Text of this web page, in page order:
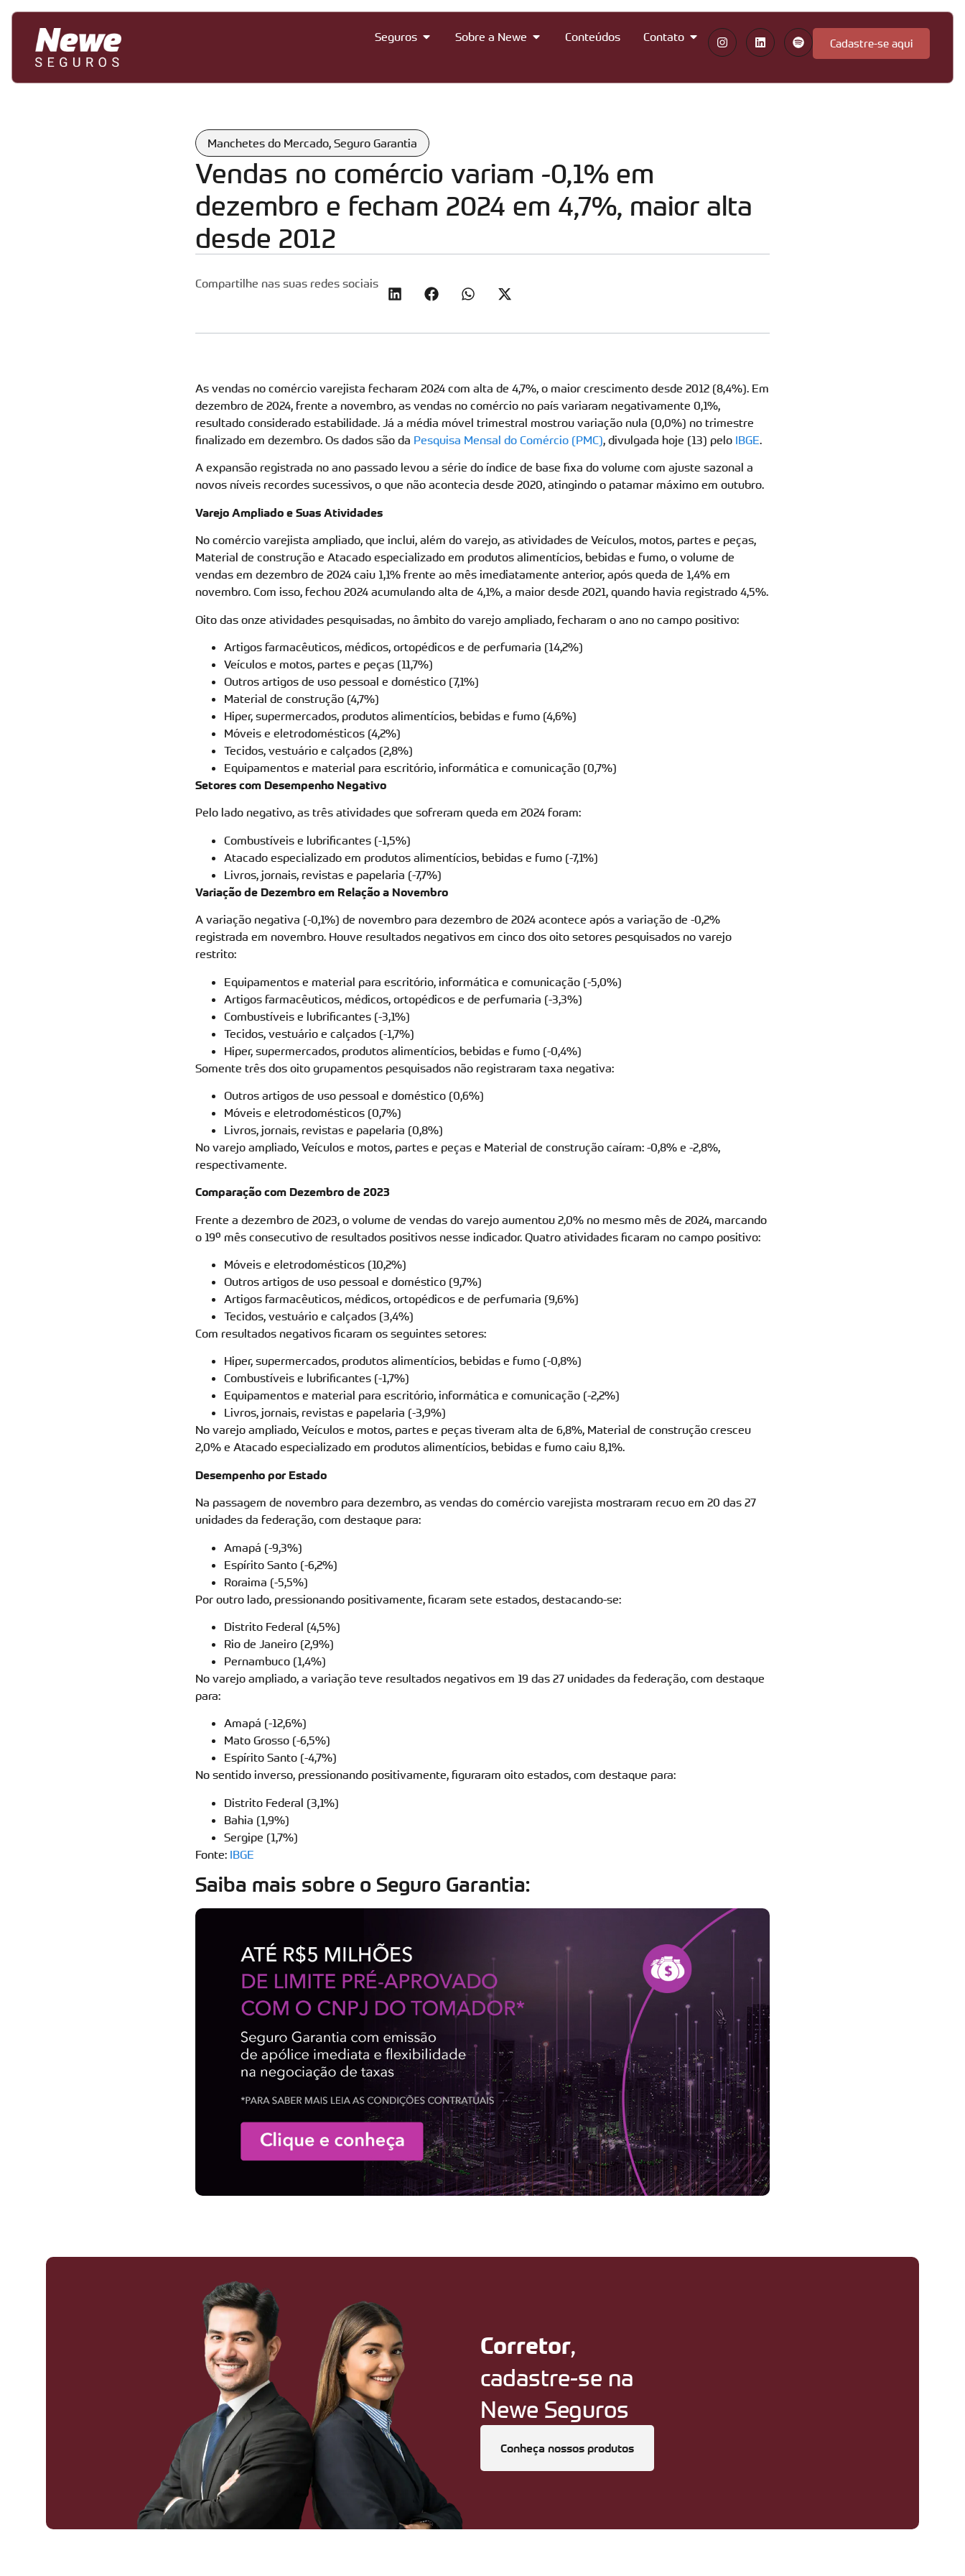
Seguros Sobre a Newe Conteúdos Contato Cadastre-se aqui
Manchetes do Mercado, Seguro Garantia
Vendas no comércio variam -0,1% em
dezembro e fecham 2024 em 4,7%, maior alta
desde 2012
Compartilhe nas suas redes sociais
As vendas no comércio varejista fecharam 2024 com alta de 4,7%, o maior crescimento desde 2012 (8,4%). Em
dezembro de 2024, frente a novembro, as vendas no comércio no país variaram negativamente 0,1%,
resultado considerado estabilidade. Já a média móvel trimestral mostrou variação nula (0,0%) no trimestre
finalizado em dezembro. Os dados são da Pesquisa Mensal do Comércio (PMC), divulgada hoje (13) pelo IBGE.
A expansão registrada no ano passado levou a série do índice de base fixa do volume com ajuste sazonal a
novos níveis recordes sucessivos, o que não acontecia desde 2020, atingindo o patamar máximo em outubro.
Varejo Ampliado e Suas Atividades
No comércio varejista ampliado, que inclui, além do varejo, as atividades de Veículos, motos, partes e peças,
Material de construção e Atacado especializado em produtos alimentícios, bebidas e fumo, o volume de
vendas em dezembro de 2024 caiu 1,1% frente ao mês imediatamente anterior, após queda de 1,4% em
novembro. Com isso, fechou 2024 acumulando alta de 4,1%, a maior desde 2021, quando havia registrado 4,5%.
Oito das onze atividades pesquisadas, no âmbito do varejo ampliado, fecharam o ano no campo positivo:
Artigos farmacêuticos, médicos, ortopédicos e de perfumaria (14,2%)
Veículos e motos, partes e peças (11,7%)
Outros artigos de uso pessoal e doméstico (7,1%)
Material de construção (4,7%)
Hiper, supermercados, produtos alimentícios, bebidas e fumo (4,6%)
Móveis e eletrodomésticos (4,2%)
Tecidos, vestuário e calçados (2,8%)
Equipamentos e material para escritório, informática e comunicação (0,7%)
Setores com Desempenho Negativo
Pelo lado negativo, as três atividades que sofreram queda em 2024 foram:
Combustíveis e lubrificantes (-1,5%)
Atacado especializado em produtos alimentícios, bebidas e fumo (-7,1%)
Livros, jornais, revistas e papelaria (-7,7%)
Variação de Dezembro em Relação a Novembro
A variação negativa (-0,1%) de novembro para dezembro de 2024 acontece após a variação de -0,2%
registrada em novembro. Houve resultados negativos em cinco dos oito setores pesquisados no varejo
restrito:
Equipamentos e material para escritório, informática e comunicação (-5,0%)
Artigos farmacêuticos, médicos, ortopédicos e de perfumaria (-3,3%)
Combustíveis e lubrificantes (-3,1%)
Tecidos, vestuário e calçados (-1,7%)
Hiper, supermercados, produtos alimentícios, bebidas e fumo (-0,4%)
Somente três dos oito grupamentos pesquisados não registraram taxa negativa:
Outros artigos de uso pessoal e doméstico (0,6%)
Móveis e eletrodomésticos (0,7%)
Livros, jornais, revistas e papelaria (0,8%)
No varejo ampliado, Veículos e motos, partes e peças e Material de construção caíram: -0,8% e -2,8%,
respectivamente.
Comparação com Dezembro de 2023
Frente a dezembro de 2023, o volume de vendas do varejo aumentou 2,0% no mesmo mês de 2024, marcando
o 19º mês consecutivo de resultados positivos nesse indicador. Quatro atividades ficaram no campo positivo:
Móveis e eletrodomésticos (10,2%)
Outros artigos de uso pessoal e doméstico (9,7%)
Artigos farmacêuticos, médicos, ortopédicos e de perfumaria (9,6%)
Tecidos, vestuário e calçados (3,4%)
Com resultados negativos ficaram os seguintes setores:
Hiper, supermercados, produtos alimentícios, bebidas e fumo (-0,8%)
Combustíveis e lubrificantes (-1,7%)
Equipamentos e material para escritório, informática e comunicação (-2,2%)
Livros, jornais, revistas e papelaria (-3,9%)
No varejo ampliado, Veículos e motos, partes e peças tiveram alta de 6,8%, Material de construção cresceu
2,0% e Atacado especializado em produtos alimentícios, bebidas e fumo caiu 8,1%.
Desempenho por Estado
Na passagem de novembro para dezembro, as vendas do comércio varejista mostraram recuo em 20 das 27
unidades da federação, com destaque para:
Amapá (-9,3%)
Espírito Santo (-6,2%)
Roraima (-5,5%)
Por outro lado, pressionando positivamente, ficaram sete estados, destacando-se:
Distrito Federal (4,5%)
Rio de Janeiro (2,9%)
Pernambuco (1,4%)
No varejo ampliado, a variação teve resultados negativos em 19 das 27 unidades da federação, com destaque
para:
Amapá (-12,6%)
Mato Grosso (-6,5%)
Espírito Santo (-4,7%)
No sentido inverso, pressionando positivamente, figuraram oito estados, com destaque para:
Distrito Federal (3,1%)
Bahia (1,9%)
Sergipe (1,7%)
Fonte: IBGE
Saiba mais sobre o Seguro Garantia:
Corretor,
cadastre-se na
Newe Seguros
Conheça nossos produtos